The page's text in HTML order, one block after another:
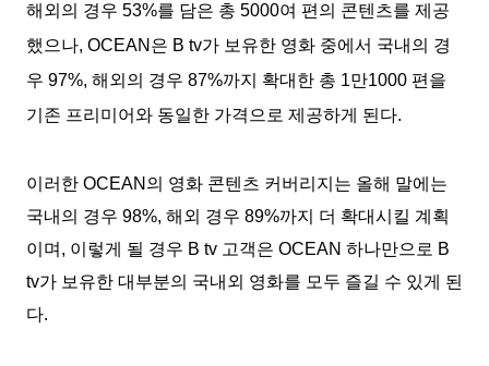
해외의 경우 53%를 담은 총 5000여 편의 콘텐츠를 제공
했으나, OCEAN 은 B tv가 보유한 영화 중에서 국내의 경
우 97%, 해외의 경우 87%까지 확대한 총 1만1000 편을
기존 프리미어와 동일한 가격으로 제공하게 된다.
이러한 OCEAN 의 영화 콘텐츠 커버리지는 올해 말에는
국내의 경우 98%, 해외 경우 89%까지 더 확대시킬 계획
이며 , 이렇게 될 경우 B tv 고객은 OCEAN 하나만으로 B
tv가 보유한 대부분의 국내외 영화를 모두 즐길 수 있게 된
다.